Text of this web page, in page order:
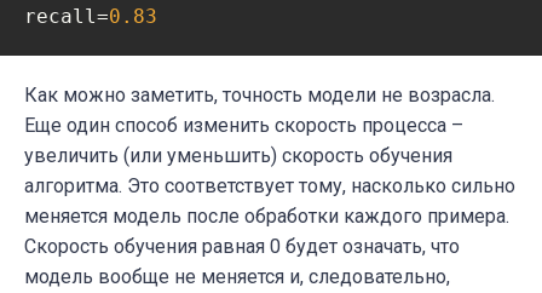
recall=0.83
Как можно заметить, точность модели не возрасла.
Еще один способ изменить скорость процесса –
увеличить (или уменьшить) скорость обучения
алгоритма. Это соответствует тому, насколько сильно
меняется модель после обработки каждого примера.
Скорость обучения равная 0 будет означать, что
модель вообще не меняется и, следовательно,